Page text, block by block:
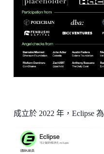
成立於 2022 年，Eclipse